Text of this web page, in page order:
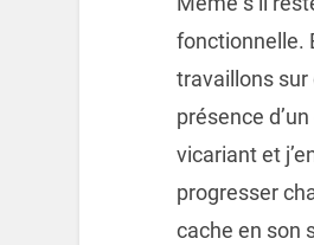
fonctionnelle.
travaillons sur
présence
vicariant et
progresser
cache en son